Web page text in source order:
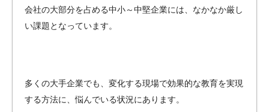
会社の大部分を占める中小～中堅企業には、なかなか厳し
い課題となっています。
多くの大手企業でも、変化する現場で効果的な教育を実現
する方法に、悩んでいる状況にあります。